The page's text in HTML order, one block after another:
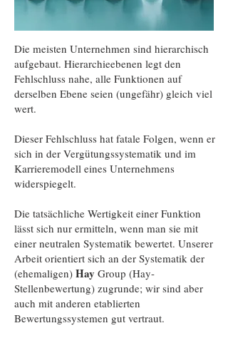
Die meisten Unternehmen sind hierarchisch
aufgebaut. Hierarchieebenen legt den
Fehlschluss nahe, alle Funktionen auf
derselben Ebene seien (ungefähr) gleich viel
wert.
Dieser Fehlschluss hat fatale Folgen, wenn er
sich in der Vergütungssystematik und im
Karrieremodell eines Unternehmens
widerspiegelt.
Die tatsächliche Wertigkeit einer Funktion
lässt sich nur ermitteln, wenn man sie mit
einer neutralen Systematik bewertet. Unserer
Arbeit orientiert sich an der Systematik der
(ehemaligen) Hay Group (Hay-
Stellenbewertung) zugrunde; wir sind aber
auch mit anderen etablierten
Bewertungssystemen gut vertraut.